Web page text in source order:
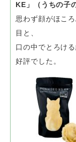
KE」（うちの子
思わず顔がほこ
目と、
口の中でとろけ
好評でした。